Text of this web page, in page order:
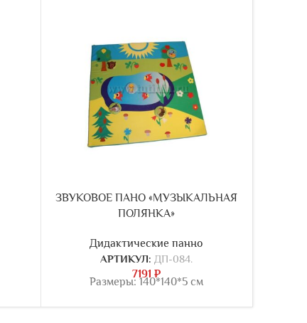
ЗВУКОВОЕ ПАНО «МУЗЫКАЛЬНАЯ
ПОЛЯНКА»
Дидактические панно
АРТИКУЛ: ДП-084.
7191 ₽
Размеры: 140*140*5 см